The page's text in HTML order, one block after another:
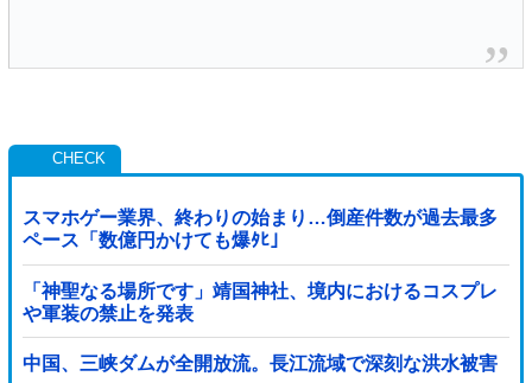
スマホゲー業界、終わりの始まり…倒産件数が過去最多
ペース「数億円かけても爆ﾀﾋ」
「神聖なる場所です」靖国神社、境内におけるコスプレ
や軍装の禁止を発表
中国、三峡ダムが全開放流。長江流域で深刻な洪水被害